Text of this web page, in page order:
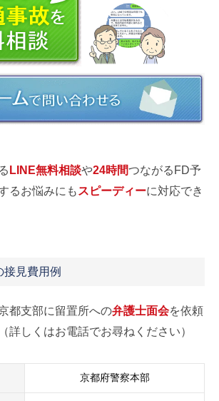
LINE無料相談や24時間つながるFD予
るお悩みにも スピーディーに対応でき
接見費用例
都支部に留置所への弁護士面会を依頼
詳しくはお電話でお尋ねください）
京都府警察本部